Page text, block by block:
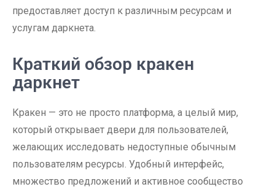
предоставляет доступ к различным ресурсам и
услугам даркнета.
Краткий обзор кракен
даркнет
Кракен — это не просто платформа, а целый мир,
который открывает двери для пользователей,
желающих исследовать недоступные обычным
пользователям ресурсы. Удобный интерфейс,
множество предложений и активное сообщество